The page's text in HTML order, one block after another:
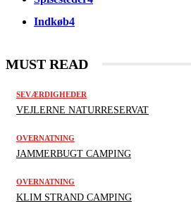
Indkøb4
MUST READ
SEVÆRDIGHEDER
VEJLERNE NATURRESERVAT
OVERNATNING
JAMMERBUGT CAMPING
OVERNATNING
KLIM STRAND CAMPING